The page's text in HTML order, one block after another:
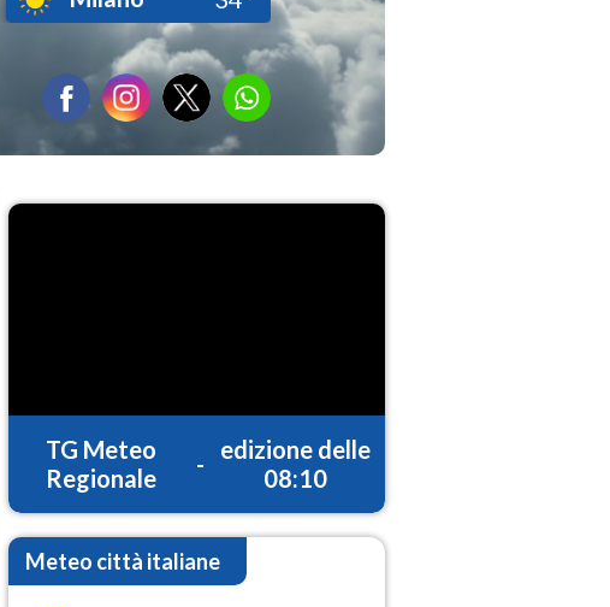
TG Meteo
Regionale
-
edizione delle
08:10
Meteo città italiane